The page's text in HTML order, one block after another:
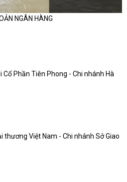
NGÂN HÀNG
Phần Tiên Phong - Chi nhánh Hà
thương Việt Nam - Chi nhánh Sở Giao